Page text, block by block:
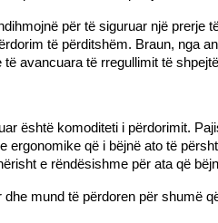
për të siguruar një
të përditshëm. Braun, nga
avancuara të rregullimit të
është komoditeti i përdorimit.
ergonomike që i bëjnë ato të
e rëndësishme për ata që
mund të përdoren për